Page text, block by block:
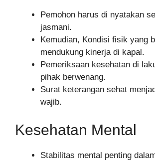
Pemohon harus di nyatakan
jasmani.
Kemudian, Kondisi fisik yang
mendukung kinerja di kapal.
Pemeriksaan kesehatan di
pihak berwenang.
Surat keterangan sehat
wajib.
Kesehatan Mental
Stabilitas mental penting